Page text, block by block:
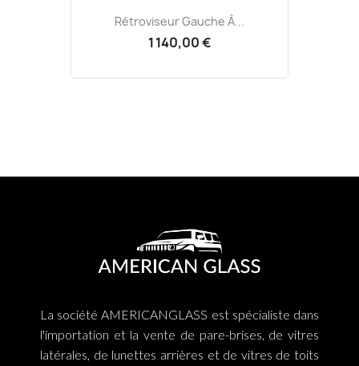
Rétroviseur Gauche À...
1 140,00 €
La société AMERICANGLASS est spécialiste dans
l'importation et la vente de pare-brises, de vitres
latérales, de lunettes arrières et de vitres de toits